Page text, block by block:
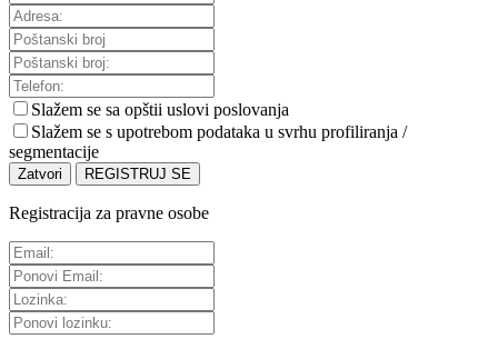
Slažem se sa opštii uslovi poslovanja
Slažem se s upotrebom podataka u svrhu profiliranja /
segmentacije
Zatvori REGISTRUJ SE
Registracija za pravne osobe